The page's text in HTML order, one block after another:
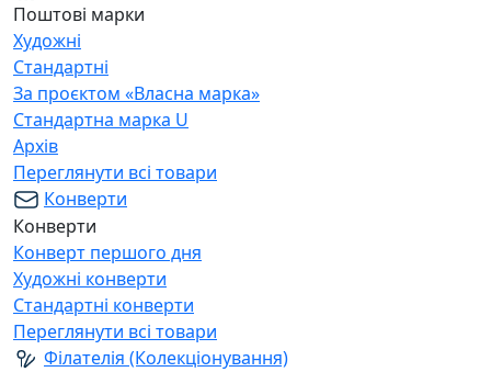
Поштові марки
Художні
Стандартні
За проєктом «Власна марка»
Стандартна марка U
Архів
Переглянути всі товари
Конверти
Конверти
Конверт першого дня
Художні конверти
Стандартні конверти
Переглянути всі товари
Філателія (Колекціонування)